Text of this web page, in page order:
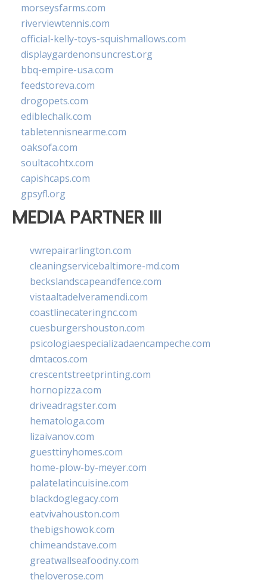
morseysfarms.com
riverviewtennis.com
official-kelly-toys-squishmallows.com
displaygardenonsuncrest.org
bbq-empire-usa.com
feedstoreva.com
drogopets.com
ediblechalk.com
tabletennisnearme.com
oaksofa.com
soultacohtx.com
capishcaps.com
gpsyfl.org
MEDIA PARTNER III
vwrepairarlington.com
cleaningservicebaltimore-md.com
beckslandscapeandfence.com
vistaaltadelveramendi.com
coastlinecateringnc.com
cuesburgershouston.com
psicologiaespecializadaencampeche.com
dmtacos.com
crescentstreetprinting.com
hornopizza.com
driveadragster.com
hematologa.com
lizaivanov.com
guesttinyhomes.com
home-plow-by-meyer.com
palatelatincuisine.com
blackdoglegacy.com
eatvivahouston.com
thebigshowok.com
chimeandstave.com
greatwallseafoodny.com
theloverose.com